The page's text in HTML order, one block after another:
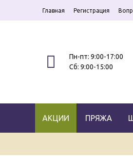
Главная Регистрация
Пн-пт: 9:00-17:00
Сб: 9:00-15:00
АКЦИИ ПРЯЖА